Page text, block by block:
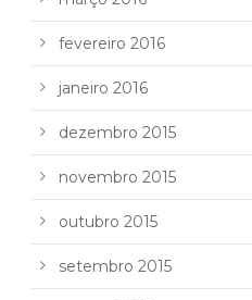
fevereiro 2016
janeiro 2016
dezembro 2015
novembro 2015
outubro 2015
setembro 2015